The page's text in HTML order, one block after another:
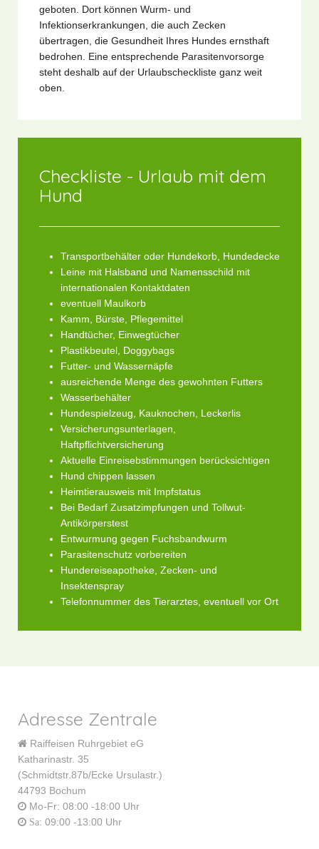
geboten. Dort können Wurm- und
Infektionserkrankungen, die auch Zecken
übertragen, die Gesundheit Ihres Hundes ernsthaft
bedrohen. Eine entsprechende Parasitenvorsorge
steht deshalb auf der Urlaubscheckliste ganz weit
oben.
Checkliste - Urlaub mit dem
Hund
Transportbehälter oder Hundekorb, Hundedecke
Leine mit Halsband und Namensschild mit
internationalen Kontaktdaten
eventuell Maulkorb
Kamm, Bürste, Pflegemittel
Handtücher, Einwegtücher
Plastikbeutel, Doggybags
Futter- und Wassernäpfe
ausreichende Menge des gewohnten Futters
Wasserbehälter
Hundespielzeug, Kauknochen, Leckerlis
Versicherungsunterlagen,
Haftpflichtversicherung
Aktuelle Einreisebstimmungen berücksichtigen
Hund chippen lassen
Heimtierausweis mit Impfstatus
Bei Bedarf Zusatzimpfungen und Tollwut-
Antikörperstest
Entwurmung gegen Fuchsbandwurm
Parasitenschutz vorbereiten
Hundereiseapotheke, Zecken- und
Insektenspray
Telefonnummer des Tierarztes, eventuell vor Ort
Adresse Zentrale
Raiffeisen Ruhrgebiet eG
Katharinastr. 35
(Schmidtstr.87b/Ecke Ursulastr.)
44793 Bochum
Mo-Fr: 08:00 -18:00 Uhr
Sa: 09:00 -13:00 Uhr